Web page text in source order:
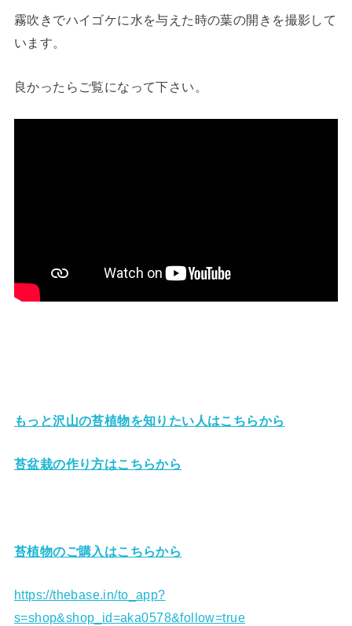
霧吹きでハイゴケに水を与えた時の葉の開きを撮影して
います。
良かったらご覧になって下さい。
もっと沢山の苔植物を知りたい人はこちらから
苔盆栽の作り方はこちらから
苔植物のご購入はこちらから
https://thebase.in/to_app?
s=shop&shop_id=aka0578&follow=true